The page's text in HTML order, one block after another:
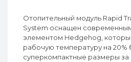
Отопительный модуль Rapid
System оснащен
элементом Hedgehog,
рабочую температуру на
суперкомпактные размеры за